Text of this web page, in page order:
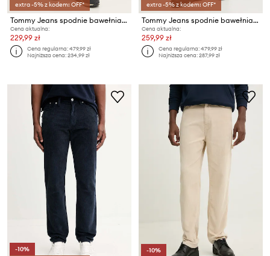
extra -5% z kodem: OFF*
Tommy Jeans spodnie bawełniane
Cena aktualna:
229,99 zł
Cena regularna:479,99 zł
Najniższa cena:234,99 zł
extra -5% z kodem: OFF*
Tommy Jeans spodnie bawełniane
Cena aktualna:
259,99 zł
Cena regularna:479,99 zł
Najniższa cena:287,99 zł
-10%
-10%